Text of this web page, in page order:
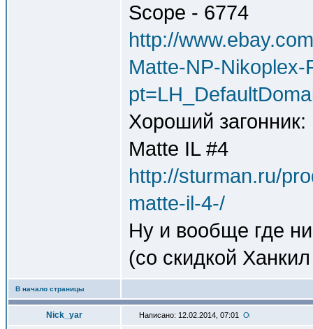
Scope - 6774
http://
Matte-NP-
Хороший
Matte IL #4
http://sturman.ru/
matte-il-4-/
Ну и вообще где
(со скидкой
В начало страницы
Nick_yar Написано: 12.02.2014, 07:01